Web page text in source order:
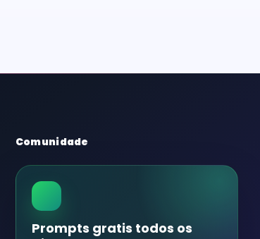
Comunidade
Prompts gratis todos os